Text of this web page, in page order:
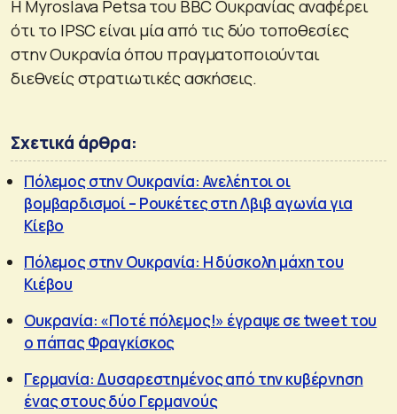
Η Myroslava Petsa του BBC Ουκρανίας αναφέρει
ότι το IPSC είναι μία από τις δύο τοποθεσίες
στην Ουκρανία όπου πραγματοποιούνται
διεθνείς στρατιωτικές ασκήσεις.
Σχετικά άρθρα:
Πόλεμος στην Ουκρανία: Ανελέητοι οι
βομβαρδισμοί – Ρουκέτες στη Λβιβ αγωνία για
Κίεβο
Πόλεμος στην Ουκρανία: Η δύσκολη μάχη του
Κιέβου
Ουκρανία: «Ποτέ πόλεμος!» έγραψε σε tweet του
ο πάπας Φραγκίσκος
Γερμανία: Δυσαρεστημένος από την κυβέρνηση
ένας στους δύο Γερμανούς